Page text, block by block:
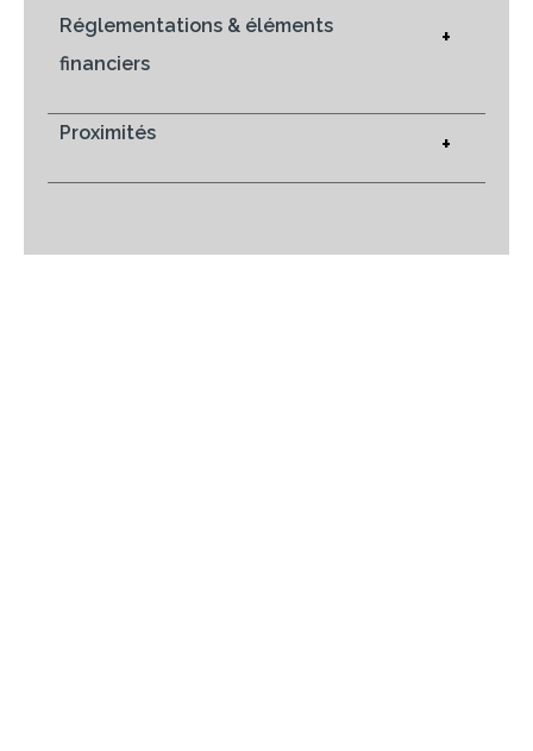
Réglementations & éléments
financiers
+
Proximités +